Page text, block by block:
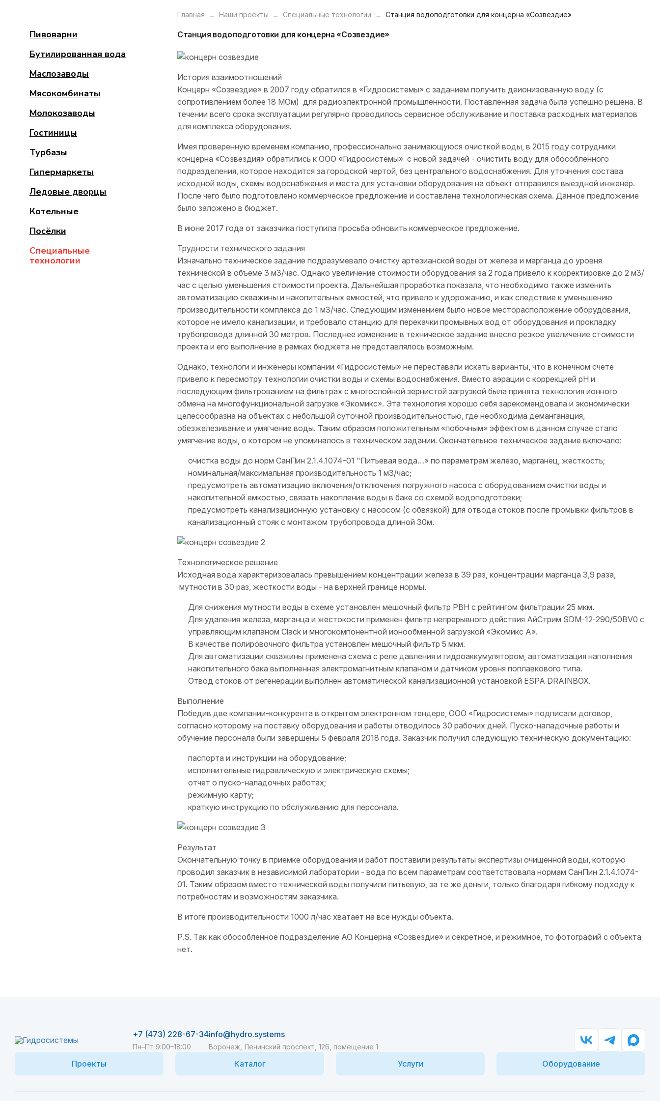
Пивоварни
Бутилированная вода
Маслозаводы
Мясокомбинаты
Молокозаводы
Гостиницы
Турбазы
Гипермаркеты
Ледовые дворцы
Котельные
Посёлки
Специальные
технологии
Главная Наши проекты Специальные технологии Станция водоподготовки для концерна «Созвездие»
Станция водоподготовки для концерна «Созвездие»
История взаимоотношений
Концерн «Созвездие» в 2007 году обратился в «Гидросистемы» с заданием получить деионизованную воду (с
сопротивлением более 18 МОм) для радиоэлектронной промышленности. Поставленная задача была успешно решена. В
течении всего срока эксплуатации регулярно проводилось сервисное обслуживание и поставка расходных материалов
для комплекса оборудования.
Имея проверенную временем компанию, профессионально занимающуюся очисткой воды, в 2015 году сотрудники
концерна «Созвездия» обратились к ООО «Гидросистемы» с новой задачей - очистить воду для обособленного
подразделения, которое находится за городской чертой, без центрального водоснабжения. Для уточнения состава
исходной воды, схемы водоснабжения и места для установки оборудования на объект отправился выездной инженер.
После чего было подготовлено коммерческое предложение и составлена технологическая схема. Данное предложение
было заложено в бюджет.
В июне 2017 года от заказчика поступила просьба обновить коммерческое предложение.
Трудности технического задания
Изначально техническое задание подразумевало очистку артезианской воды от железа и марганца до уровня
технической в объеме 3 м3/час. Однако увеличение стоимости оборудования за 2 года привело к корректировке до 2 м3/
час с целью уменьшения стоимости проекта. Дальнейшая проработка показала, что необходимо также изменить
автоматизацию скважины и накопительных емкостей, что привело к удорожанию, и как следствие к уменьшению
производительности комплекса до 1 м3/час. Следующим изменением было новое месторасположение оборудования,
которое не имело канализации, и требовало станцию для перекачки промывных вод от оборудования и прокладку
трубопровода длинной 30 метров. Последнее изменение в техническое задание внесло резкое увеличение стоимости
проекта и его выполнение в рамках бюджета не представлялось возможным.
Однако, технологи и инженеры компании «Гидросистемы» не переставали искать варианты, что в конечном счете
привело к пересмотру технологии очистки воды и схемы водоснабжения. Вместо аэрации с коррекцией рН и
последующим фильтрованием на фильтрах с многослойной зернистой загрузкой была принята технология ионного
обмена на многофункциональной загрузке «Экомикс». Эта технология хорошо себя зарекомендовала и экономически
целесообразна на объектах с небольшой суточной производительностью, где необходима деманганация,
обезжелезивание и умягчение воды. Таким образом положительным «побочным» эффектом в данном случае стало
умягчение воды, о котором не упоминалось в техническом задании. Окончательное техническое задание включало:
очистка воды до норм СанПин 2.1.4.1074-01 "Питьевая вода…» по параметрам железо, марганец, жесткость;
номинальная/максимальная производительность 1 м3/час;
предусмотреть автоматизацию включения/отключения погружного насоса с оборудованием очистки воды и
накопительной емкостью, связать накопление воды в баке со схемой водоподготовки;
предусмотреть канализационную установку с насосом (с обвязкой) для отвода стоков после промывки фильтров в
канализационный стояк с монтажом трубопровода длиной 30м.
Технологическое решение
Исходная вода характеризовалась превышением концентрации железа в 39 раз, концентрации марганца 3,9 раза,
мутности в 30 раз, жесткости воды - на верхней границе нормы.
Для снижения мутности воды в схеме установлен мешочный фильтр PBH с рейтингом фильтрации 25 мкм.
Для удаления железа, марганца и жестокости применен фильтр непрерывного действия АйСтрим SDM-12-290/50BV0 с
управляющим клапаном Clack и многокомпонентной ионообменной загрузкой «Экомикс А».
В качестве полировочного фильтра установлен мешочный фильтр 5 мкм.
Для автоматизации скважины применена схема с реле давления и гидроаккумулятором, автоматизация наполнения
накопительного бака выполненная электромагнитным клапаном и датчиком уровня поплавкового типа.
Отвод стоков от регенерации выполнен автоматической канализационной установкой ESPA DRAINBOX.
Выполнение
Победив две компании-конкурента в открытом электронном тендере, ООО «Гидросистемы» подписали договор,
согласно которому на поставку оборудования и работы отводилось 30 рабочих дней. Пуско-наладочные работы и
обучение персонала были завершены 5 февраля 2018 года. Заказчик получил следующую техническую документацию:
паспорта и инструкции на оборудование;
исполнительные гидравлическую и электрическую схемы;
отчет о пуско-наладочных работах;
режимную карту;
краткую инструкцию по обслуживанию для персонала.
Результат
Окончательную точку в приемке оборудования и работ поставили результаты экспертизы очищенной воды, которую
проводил заказчик в независимой лаборатории - вода по всем параметрам соответствовала нормам СанПин 2.1.4.1074-
01. Таким образом вместо технической воды получили питьевую, за те же деньги, только благодаря гибкому подходу к
потребностям и возможностям заказчика.
В итоге производительности 1000 л/час хватает на все нужды объекта.
P.S. Так как обособленное подразделение АО Концерна «Созвездие» и секретное, и режимное, то фотографий с объекта
нет.
+7 (473) 228-67-34
Пн–Пт 9:00–18:00
info@hydro.systems
Воронеж, Ленинский проспект, 126, помещение 1
Проекты Каталог Услуги Оборудование